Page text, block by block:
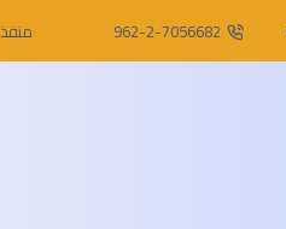
962-2-7056682 منفذ